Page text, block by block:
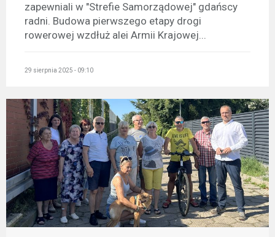
zapewniali w "Strefie Samorządowej" gdańscy
radni. Budowa pierwszego etapy drogi
rowerowej wzdłuż alei Armii Krajowej...
29 sierpnia 2025 - 09:10